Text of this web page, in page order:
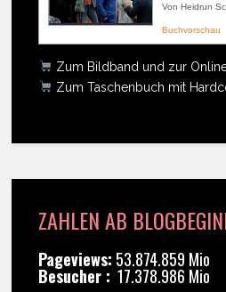
Von Heidrun
Buchvorschau
Zum Bildband und zur
Zum Taschenbuch mit
ZAHLEN AB
Pageviews: 53.874.859 Mio
Besucher : 17.378.986 Mio